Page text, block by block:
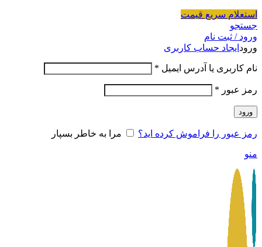
استعلام سریع قیمت
جستجو
ورود / ثبت نام
ورود ایجاد حساب کاربری
نام کاربری یا آدرس ایمیل *
رمز عبور *
ورود
رمز عبور را فراموش کرده اید؟ مرا به خاطر بسپار
منو